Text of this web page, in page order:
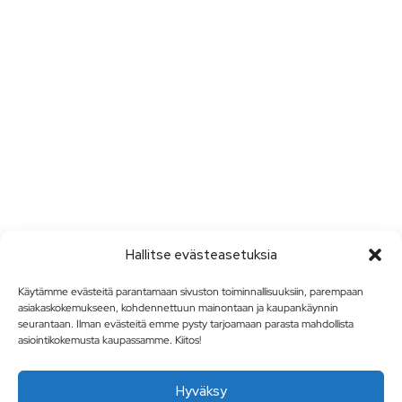
Hallitse evästeasetuksia
Käytämme evästeitä parantamaan sivuston toiminnallisuuksiin, parempaan
asiakaskokemukseen, kohdennettuun mainontaan ja kaupankäynnin
seurantaan. Ilman evästeitä emme pysty tarjoamaan parasta mahdollista
asiointikokemusta kaupassamme. Kiitos!
Hyväksy